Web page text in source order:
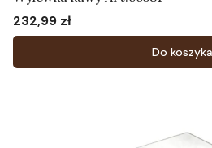
Cena
232,99 zł
Do koszyka